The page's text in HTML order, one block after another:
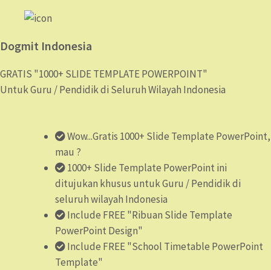
Dogmit Indonesia
GRATIS "1000+ SLIDE TEMPLATE POWERPOINT"
Untuk Guru / Pendidik di Seluruh Wilayah Indonesia
Wow...Gratis 1000+ Slide Template PowerPoint,
mau ?
1000+ Slide Template PowerPoint ini
ditujukan khusus untuk Guru / Pendidik di
seluruh wilayah Indonesia
Include FREE "Ribuan Slide Template
PowerPoint Design"
Include FREE "School Timetable PowerPoint
Template"